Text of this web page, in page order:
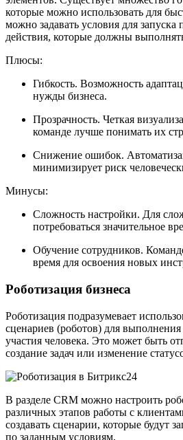
которые можно использовать для
можно задавать условия для запуска
действия, которые должны
Плюсы:
Гибкость. Возможность
нужды бизнеса.
Прозрачность. Четкая
команде лучше понимать их
Снижение ошибок.
минимизирует риск
Минусы:
Сложность настройки. Для
потребоваться значительное
Обучение сотрудников.
время для освоения новых
Роботизация бизнеса
Роботизация подразумевает
сценариев (роботов) для
участия человека. Это может быть
создание задач или изменение
В разделе CRM можно настроить
различных этапов работы с
создавать сценарии, которые будут
по заданным условиям.